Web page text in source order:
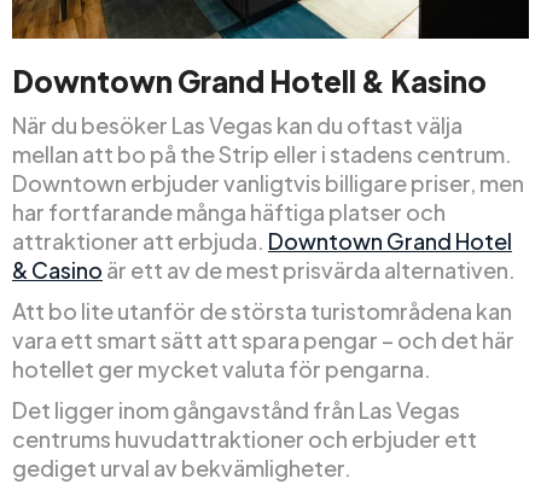
Downtown Grand Hotell & Kasino
När du besöker Las Vegas kan du oftast välja
mellan att bo på the Strip eller i stadens centrum.
Downtown erbjuder vanligtvis billigare priser, men
har fortfarande många häftiga platser och
attraktioner att erbjuda. Downtown Grand Hotel
& Casino är ett av de mest prisvärda alternativen.
Att bo lite utanför de största turistområdena kan
vara ett smart sätt att spara pengar – och det här
hotellet ger mycket valuta för pengarna.
Det ligger inom gångavstånd från Las Vegas
centrums huvudattraktioner och erbjuder ett
gediget urval av bekvämligheter.